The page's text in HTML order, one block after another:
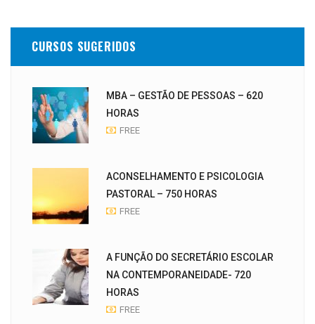
CURSOS SUGERIDOS
MBA – GESTÃO DE PESSOAS – 620
HORAS
FREE
ACONSELHAMENTO E PSICOLOGIA
PASTORAL – 750 HORAS
FREE
A FUNÇÃO DO SECRETÁRIO ESCOLAR
NA CONTEMPORANEIDADE- 720
HORAS
FREE